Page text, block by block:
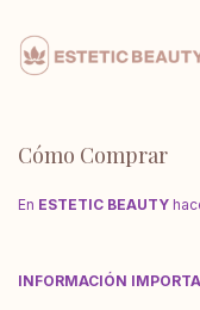
Cómo Comprar
En ESTETIC BEAUTY
INFORMACIÓN